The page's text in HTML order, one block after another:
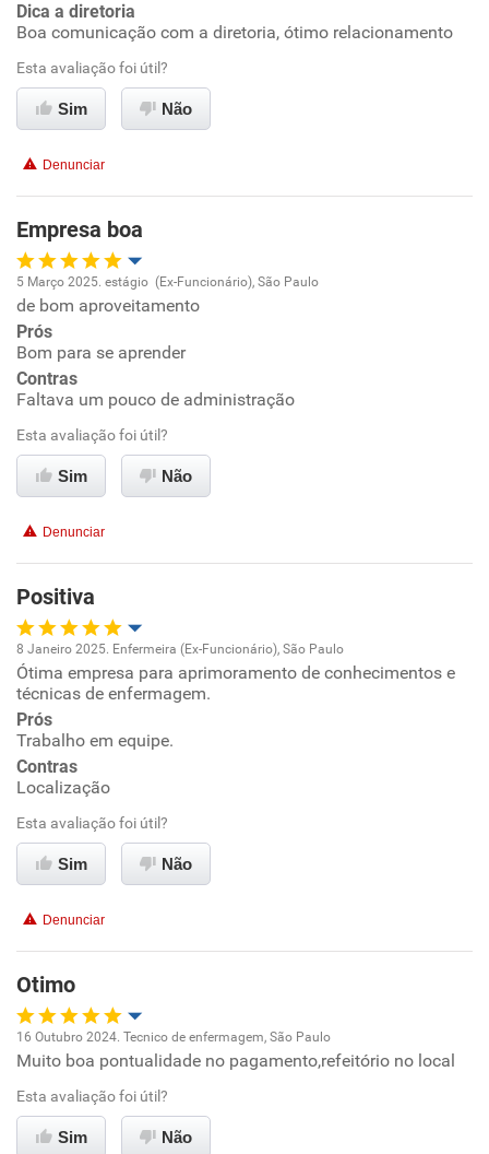
Benefícios
Recomenda esta empresa
Recomenda a diretoria
Dica a diretoria
Boa comunicação com a diretoria, ótimo relacionamento
Esta avaliação foi útil?
Sim Não
Denunciar
Empresa boa
Oportunidade de promoção
Ambiente de trabalho
Benefícios
Recomenda esta empresa
Recomenda a diretoria
5 Março 2025. estágio (Ex-Funcionário), São Paulo
de bom aproveitamento
Prós
Bom para se aprender
Contras
Faltava um pouco de administração
Esta avaliação foi útil?
Sim Não
Denunciar
Positiva
Oportunidade de promoção
Ambiente de trabalho
Conciliação com a vida familiar
Benefícios
Recomenda a diretoria
8 Janeiro 2025. Enfermeira (Ex-Funcionário), São Paulo
Ótima empresa para aprimoramento de conhecimentos e
técnicas de enfermagem.
Prós
Trabalho em equipe.
Contras
Localização
Esta avaliação foi útil?
Sim Não
Denunciar
Otimo
Oportunidade de promoção
Ambiente de trabalho
16 Outubro 2024. Tecnico de enfermagem, São Paulo
Muito boa pontualidade no pagamento,refeitório no local
Esta avaliação foi útil?
Sim Não